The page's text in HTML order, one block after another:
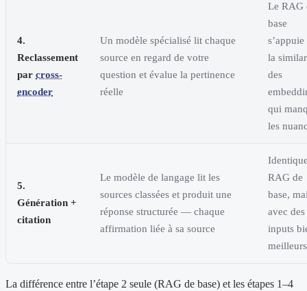
4.
Reclassement
par cross-
encoder
Un modèle spécialisé lit chaque
source en regard de votre
question et évalue la pertinence
réelle
Le RAG
base
s’appuie
la
des
qui
les
5.
Génération +
citation
Le modèle de langage lit les
sources classées et produit une
réponse structurée — chaque
affirmation liée à sa source
RAG de
base,
avec des
inputs
meilleurs
La différence entre l’étape 2 seule (RAG de base) et les étapes 1–4